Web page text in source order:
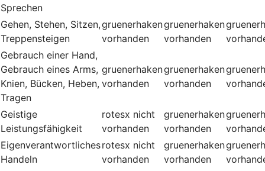
Sprechen
Gehen, Stehen, Sitzen,
Treppensteigen
gruenerhaken
vorhanden
gruenerhaken
vorhanden
Gebrauch einer Hand,
Gebrauch eines Arms,
Knien, Bücken, Heben,
Tragen
gruenerhaken
vorhanden
gruenerhaken
vorhanden
Geistige
Leistungsfähigkeit
rotesx nicht
vorhanden
gruenerhaken
vorhanden
Eigenverantwortliches
Handeln
rotesx nicht
vorhanden
gruenerhaken
vorhanden